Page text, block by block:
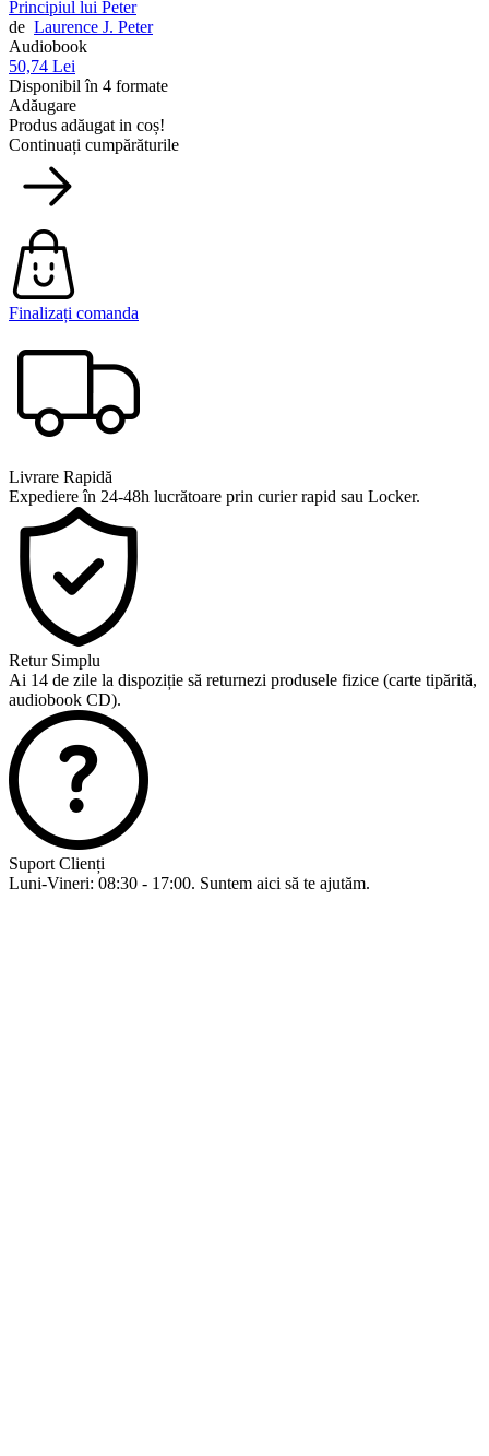
Principiul lui Peter
de Laurence J. Peter
Audiobook
50,74 Lei
Disponibil în 4 formate
Adăugare
Produs adăugat in coș!
Continuați cumpărăturile
Finalizați comanda
Livrare Rapidă
Expediere în 24-48h lucrătoare prin curier rapid sau Locker.
Retur Simplu
Ai 14 de zile la dispoziție să returnezi produsele fizice (carte tipărită,
audiobook CD).
Suport Clienți
Luni-Vineri: 08:30 - 17:00. Suntem aici să te ajutăm.